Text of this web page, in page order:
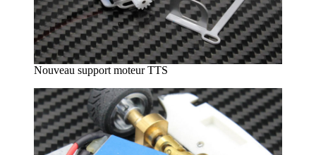
Nouveau support moteur TTS